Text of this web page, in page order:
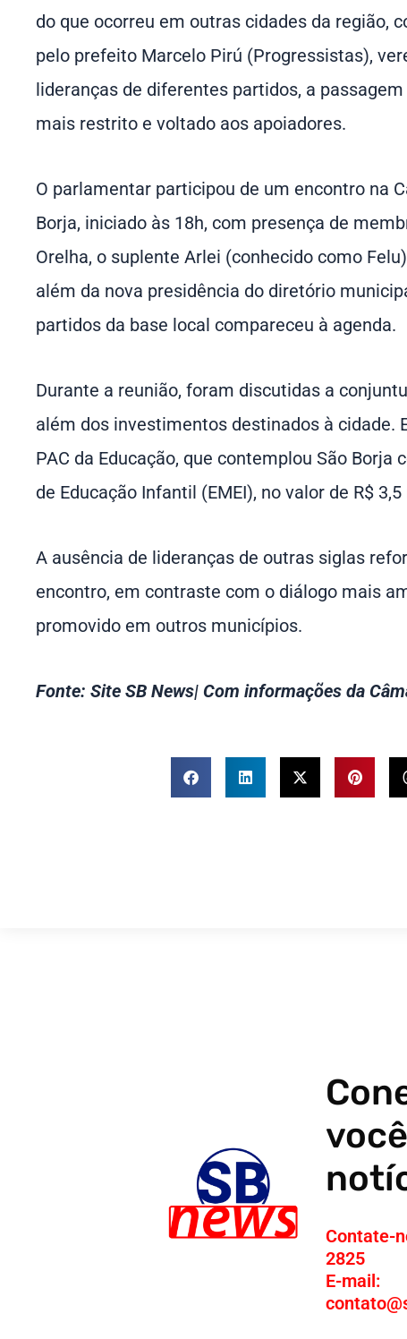
do que ocorreu em outras cidades da região,
pelo prefeito Marcelo Pirú (Progressistas),
lideranças de diferentes partidos, a
mais restrito e voltado aos apoiadores.
O parlamentar participou de um encontro na
Borja, iniciado às 18h, com presença de
Orelha, o suplente Arlei (conhecido como
além da nova presidência do diretório
partidos da base local compareceu à agenda.
Durante a reunião, foram discutidas a
além dos investimentos destinados à cidade.
PAC da Educação, que contemplou São Borja
de Educação Infantil (EMEI), no valor de R$
A ausência de lideranças de outras siglas
encontro, em contraste com o diálogo mais
promovido em outros municípios.
Fonte: Site SB News| Com informações da
Contate-
2825
E-mail: